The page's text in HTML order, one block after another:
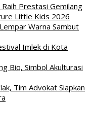
Raih Prestasi Gemilang
Little Kids 2026
Warna Sambut
Imlek di Kota
Bio, Simbol Akulturasi
Tim Advokat Siapkan